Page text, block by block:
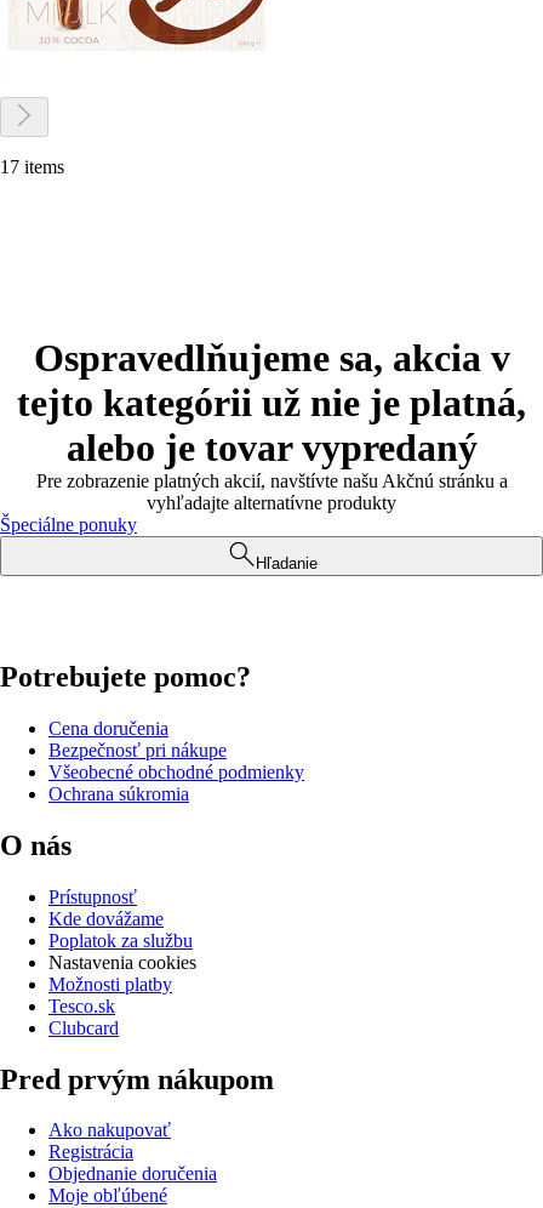
17 items
Ospravedlňujeme sa, akcia v
tejto kategórii už nie je platná,
alebo je tovar vypredaný
Pre zobrazenie platných akcií, navštívte našu Akčnú stránku a
vyhľadajte alternatívne produkty
Špeciálne ponuky
Hľadanie
Potrebujete pomoc?
Cena doručenia
Bezpečnosť pri nákupe
Všeobecné obchodné podmienky
Ochrana súkromia
O nás
Prístupnosť
Kde dovážame
Poplatok za službu
Nastavenia cookies
Možnosti platby
Tesco.sk
Clubcard
Pred prvým nákupom
Ako nakupovať
Registrácia
Objednanie doručenia
Moje obľúbené